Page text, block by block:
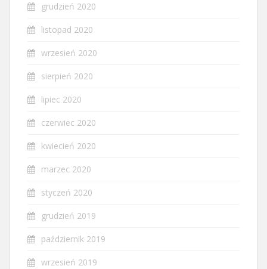
grudzień 2020
listopad 2020
wrzesień 2020
sierpień 2020
lipiec 2020
czerwiec 2020
kwiecień 2020
marzec 2020
styczeń 2020
grudzień 2019
październik 2019
wrzesień 2019